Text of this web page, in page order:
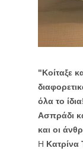
"Κοίταξε
όλα το
Ασπράδι
και οι
Η Κατρίνα